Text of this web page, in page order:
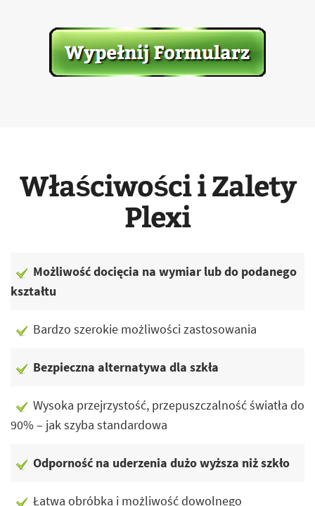
Właściwości i Zalety
Plexi
Możliwość docięcia na wymiar lub do podanego
kształtu
Bardzo szerokie możliwości zastosowania
Bezpieczna alternatywa dla szkła
Wysoka przejrzystość, przepuszczalność światła do
90% – jak szyba standardowa
Odporność na uderzenia dużo wyższa niż szkło
Łatwa obróbka i możliwość dowolnego